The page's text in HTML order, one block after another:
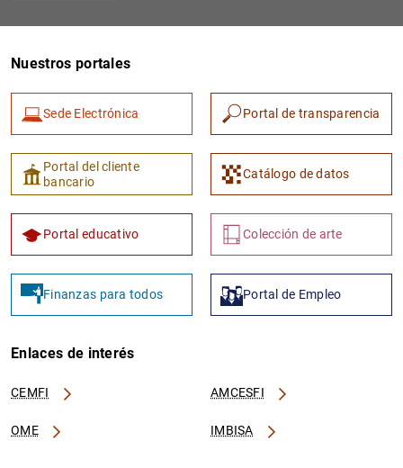
1 2
Nuestros portales
Sede Electrónica Portal de transparencia
Portal del cliente
bancario
Catálogo de datos
Portal educativo Colección de arte
Finanzas para todos Portal de Empleo
Enlaces de interés
CEMFI AMCESFI
OME IMBISA